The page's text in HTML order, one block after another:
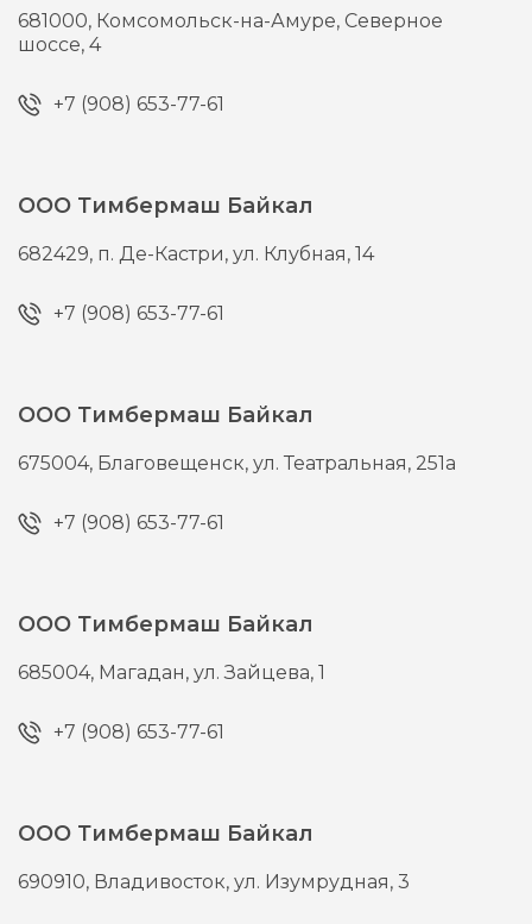
681000, Комсомольск-на-Амуре, Северное
шоссе, 4
+7 (908) 653-77-61
ООО Тимбермаш Байкал
682429, п. Де-Кастри,ул. Клубная, 14
+7 (908) 653-77-61
ООО Тимбермаш Байкал
675004, Благовещенск,ул. Театральная, 251а
+7 (908) 653-77-61
ООО Тимбермаш Байкал
685004, Магадан,ул. Зайцева, 1
+7 (908) 653-77-61
ООО Тимбермаш Байкал
690910, Владивосток,ул. Изумрудная, 3